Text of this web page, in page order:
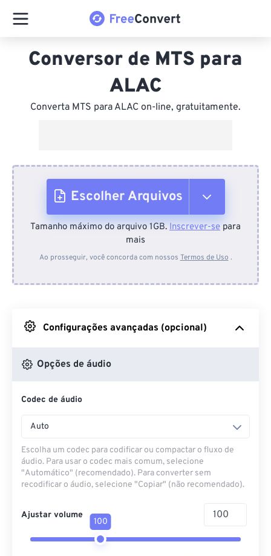
Conversor de MTS para
ALAC
Converta MTS para ALAC on-line, gratuitamente.
Escolher Arquivos
Do dispositivo
Do Google Drive
Do OneDrive
Tamanho máximo do arquivo 1GB. Inscrever-se para
mais
Ao prosseguir, você concorda com nossos Termos de Uso .
Configurações avançadas (opcional)
Opções de áudio
Codec de áudio
Auto
Escolha um codec para codificar ou compactar o fluxo de
áudio. Para usar o codec mais comum, selecione
"Automático" (recomendado). Para converter sem
recodificar o áudio, selecione "Copiar" (não recomendado).
Ajustar volume
100